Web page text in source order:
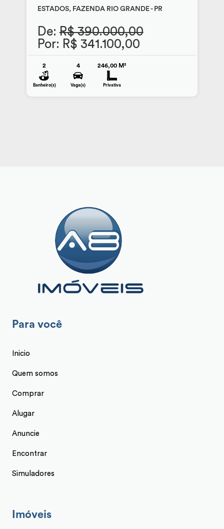
ESTADOS, FAZENDA RIO GRANDE - PR
De:R$ 390.000,00
Por: R$ 341.100,00
2
Banheiro(s)
4
Vaga(s)
246,00 M²
Privativa
Para você
Inicio
Quem somos
Comprar
Alugar
Anuncie
Encontrar
Simuladores
Imóveis